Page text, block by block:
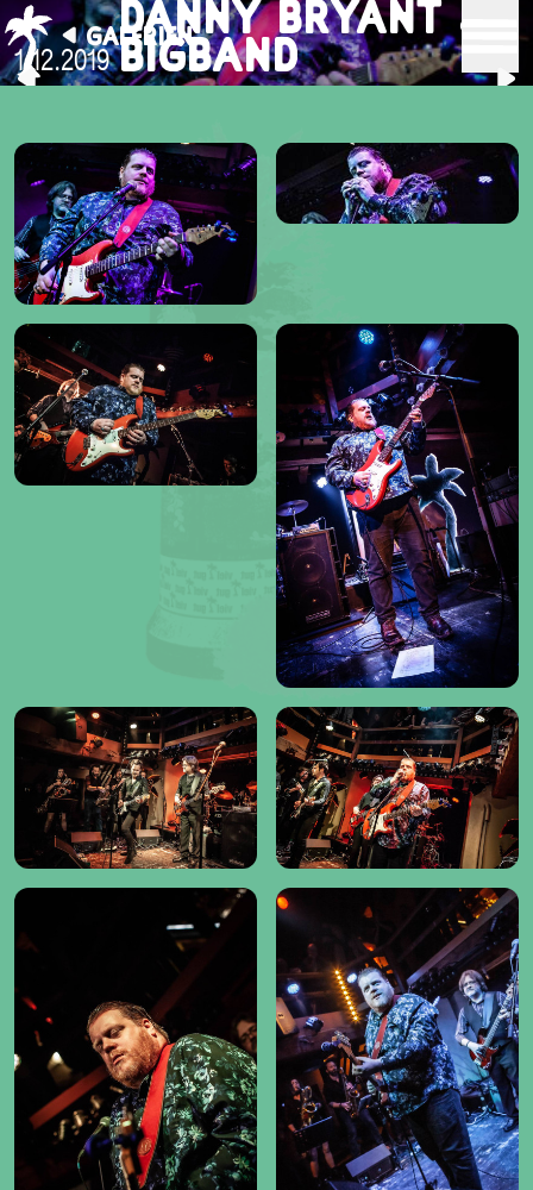
GALERIEN
1.12.2019
DANNY BRYANT &
BIGBAND